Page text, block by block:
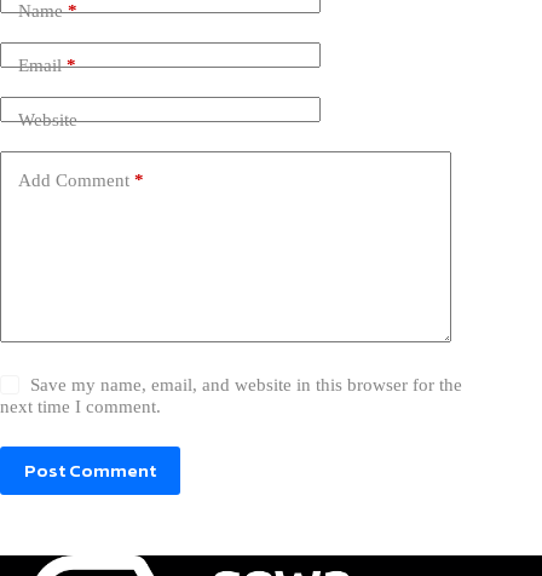
Name*
Email*
Website
Add Comment *
Save my name, email, and website in this browser for the
next time I comment.
Post Comment